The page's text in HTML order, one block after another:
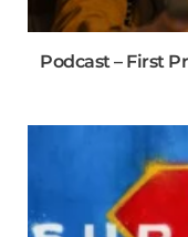
Podcast – First